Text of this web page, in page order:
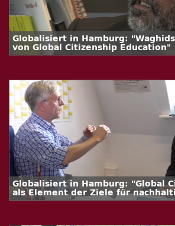
Globalisiert in Hamburg:
von Global Citizenship Education"
Globalisiert in Hamburg: "Global
als Element der Ziele für
Entwicklung (SDGs)"